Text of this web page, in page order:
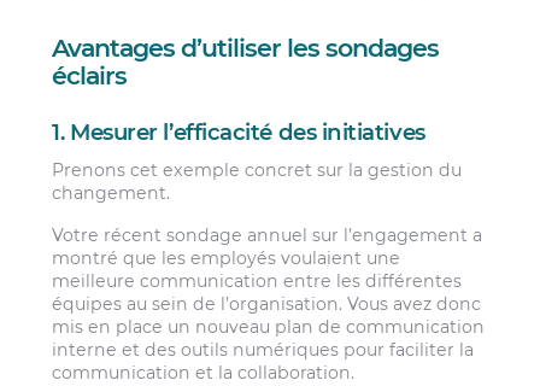
Avantages d’utiliser les sondages
éclairs
1. Mesurer l’efficacité des initiatives
Prenons cet exemple concret sur la gestion du
changement.
Votre récent sondage annuel sur l’engagement a
montré que les employés voulaient une
meilleure communication entre les différentes
équipes au sein de l’organisation. Vous avez donc
mis en place un nouveau plan de communication
interne et des outils numériques pour faciliter la
communication et la collaboration.